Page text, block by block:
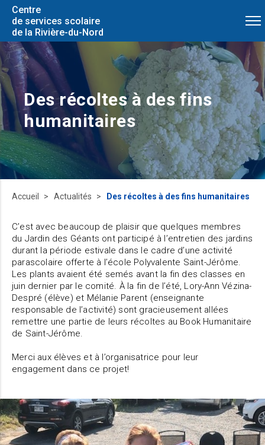
Centre
de services scolaire
de la Rivière-du-Nord
Des récoltes à des fins
humanitaires
Accueil Actualités Des récoltes à des fins humanitaires
C’est avec beaucoup de plaisir que quelques membres
du Jardin des Géants ont participé à l’entretien des jardins
durant la période estivale dans le cadre d’une activité
parascolaire offerte à l’école Polyvalente Saint-Jérôme.
Les plants avaient été semés avant la fin des classes en
juin dernier par le comité. À la fin de l’été, Lory-Ann Vézina-
Despré (élève) et Mélanie Parent (enseignante
responsable de l’activité) sont gracieusement allées
remettre une partie de leurs récoltes au Book Humanitaire
de Saint-Jérôme.
Merci aux élèves et à l’organisatrice pour leur
engagement dans ce projet!